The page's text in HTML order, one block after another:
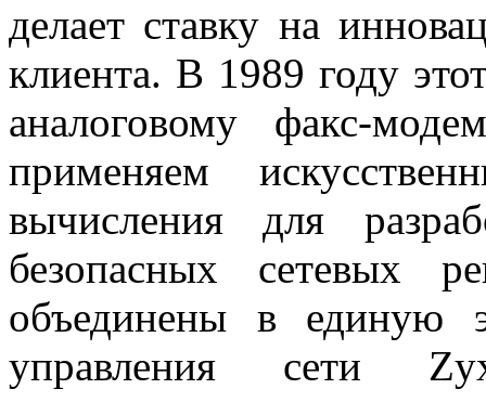
делает ставку на
клиента. В 1989 году
аналоговому факс-
применяем
вычисления для
безопасных сетевых
объединены в единую
управления сети